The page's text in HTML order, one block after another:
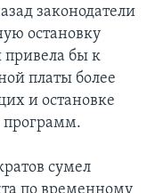
законодатели
остановку
привела бы к
платы более
и остановке
программ.
сумел